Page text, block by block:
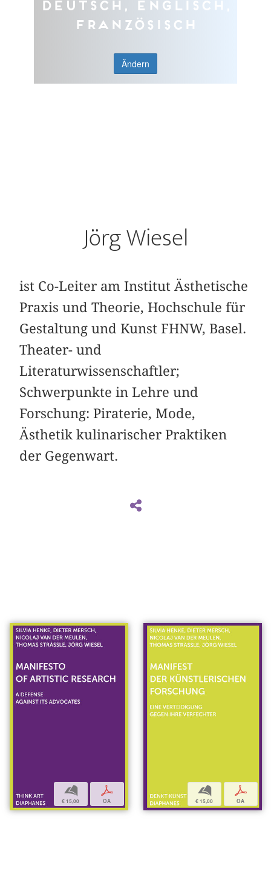
Deutsch, Englisch,
Französisch
Ändern
Jörg Wiesel
ist Co-Leiter am Institut Ästhetische
Praxis und Theorie, Hochschule für
Gestaltung und Kunst FHNW, Basel.
Theater- und
Literaturwissenschaftler;
Schwerpunkte in Lehre und
Forschung: Piraterie, Mode,
Ästhetik kulinarischer Praktiken
der Gegenwart.
b
€ 15,00
p
OA
b
€ 15,00
p
OA